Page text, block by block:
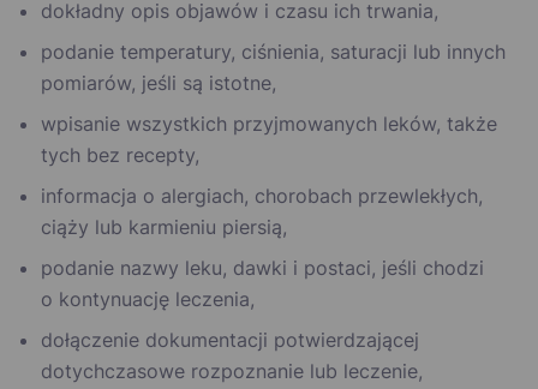
dokładny opis objawów i czasu ich trwania,
podanie temperatury, ciśnienia, saturacji lub innych
pomiarów, jeśli są istotne,
wpisanie wszystkich przyjmowanych leków, także
tych bez recepty,
informacja o alergiach, chorobach przewlekłych,
ciąży lub karmieniu piersią,
podanie nazwy leku, dawki i postaci, jeśli chodzi
o kontynuację leczenia,
dołączenie dokumentacji potwierdzającej
dotychczasowe rozpoznanie lub leczenie,